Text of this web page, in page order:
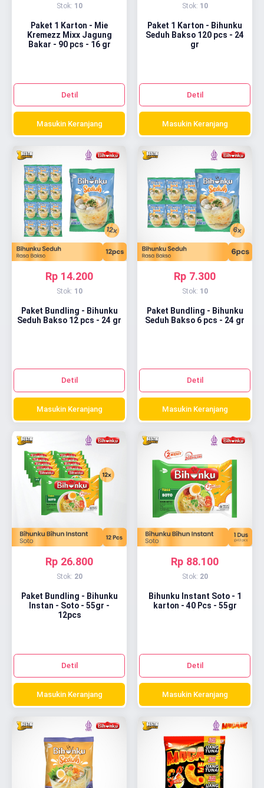
Stok: 10
Paket 1 Karton - Mie
Kremezz Mixx Jagung
Bakar - 90 pcs - 16 gr
Detil
Masukin Keranjang
Stok: 10
Paket 1 Karton - Bihunku
Seduh Bakso 120 pcs - 24
gr
Detil
Masukin Keranjang
Rp 14.200
Stok: 10
Paket Bundling - Bihunku
Seduh Bakso 12 pcs - 24 gr
Detil
Masukin Keranjang
Rp 7.300
Stok: 10
Paket Bundling - Bihunku
Seduh Bakso 6 pcs - 24 gr
Detil
Masukin Keranjang
Rp 26.800
Stok: 20
Paket Bundling - Bihunku
Instan - Soto - 55gr -
12pcs
Detil
Masukin Keranjang
Rp 88.100
Stok: 20
Bihunku Instant Soto - 1
karton - 40 Pcs - 55gr
Detil
Masukin Keranjang